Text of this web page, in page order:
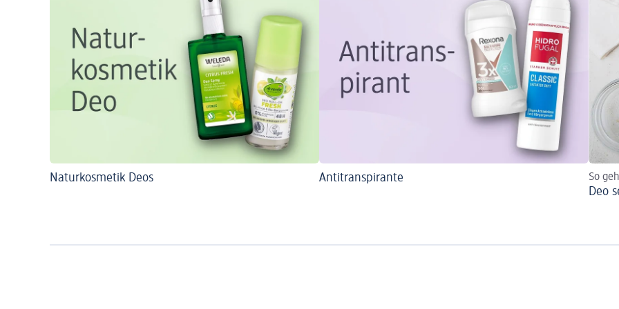
Naturkosmetik Deos Antitranspirante So
Deo